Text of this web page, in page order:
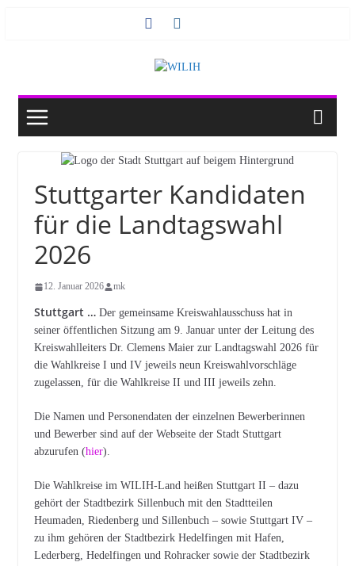
Stuttgarter Kandidaten
für die Landtagswahl
2026
12. Januar 2026 mk
Stuttgart …Der gemeinsame Kreiswahlausschuss hat in
seiner öffentlichen Sitzung am 9. Januar unter der Leitung des
Kreiswahlleiters Dr. Clemens Maier zur Landtagswahl 2026 für
die Wahlkreise I und IV jeweils neun Kreiswahlvorschläge
zugelassen, für die Wahlkreise II und III jeweils zehn.
Die Namen und Personendaten der einzelnen Bewerberinnen
und Bewerber sind auf der Webseite der Stadt Stuttgart
abzurufen (hier).
Die Wahlkreise im WILIH-Land heißen Stuttgart II – dazu
gehört der Stadtbezirk Sillenbuch mit den Stadtteilen
Heumaden, Riedenberg und Sillenbuch – sowie Stuttgart IV –
zu ihm gehören der Stadtbezirk Hedelfingen mit Hafen,
Lederberg, Hedelfingen und Rohracker sowie der Stadtbezirk